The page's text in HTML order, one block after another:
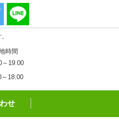
時間
～19:00
～18:00
せ